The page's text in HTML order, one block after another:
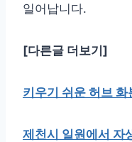
일어납니다.
[다른글 더보기]
키우기 쉬운 허브 화
제천시 일원에서 자